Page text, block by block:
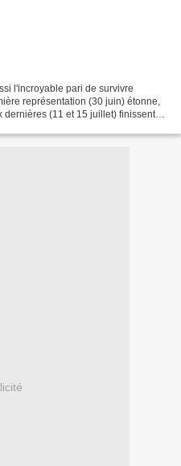
l'incroyable pari de survivre
représentation (30 juin) étonne,
dernières (11 et 15 juillet) finissent